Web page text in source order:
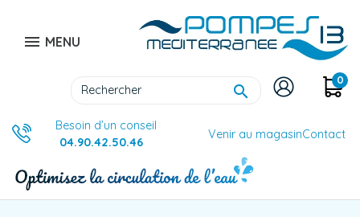
 MENU

0
Besoin d’un conseil
04.90.42.50.46
Venir au magasinContact